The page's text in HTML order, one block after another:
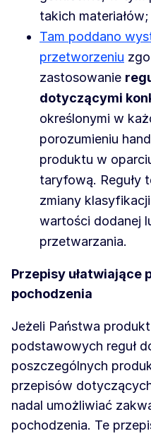
takich
Tam poddano
przetworzeniu
zastosowanie
dotyczącymi
określonymi w
porozumieniu
produktu w
taryfową. Reguły
zmiany
wartości dodanej
przetwarzania.
Przepisy ułatwiające
pochodzenia
Jeżeli Państwa
podstawowych reguł
poszczególnych
przepisów
nadal umożliwiać
pochodzenia. Te